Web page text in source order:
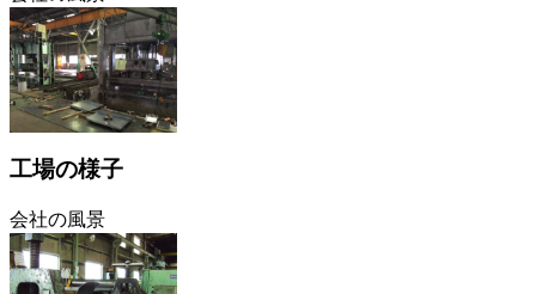
工場の様子
会社の風景